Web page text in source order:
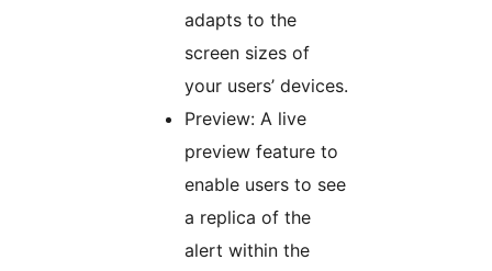
adapts to the
screen sizes of
your users’ devices.
Preview: A live
preview feature to
enable users to see
a replica of the
alert within the